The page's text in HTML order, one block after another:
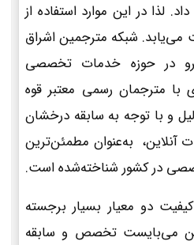
لذا در این موارد استفاده از
می‌یابد. شبکه مترجمین اشراق
در حوزه خدمات تخصصی
با مترجمان رسمی معتبر قوه
و با توجه به سابقه درخشان
آنلاین، به‌عنوان مطمئن‌ترین
در کشور شناخته‌شده است.
دو معیار بسیار برجسته
می‌بایست تخصص و سابقه